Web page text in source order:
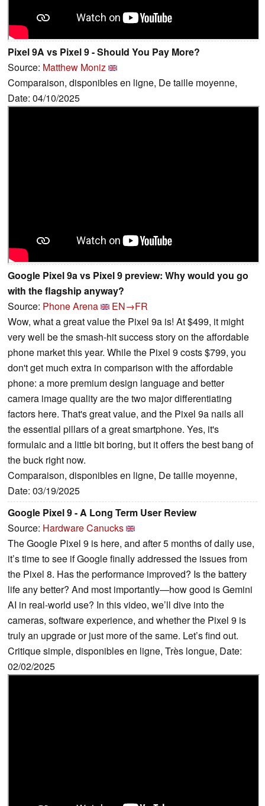
Pixel 9A vs Pixel 9 - Should You Pay More?
Source: Matthew Moniz
Comparaison, disponibles en ligne, De taille moyenne,
Date: 04/10/2025
Google Pixel 9a vs Pixel 9 preview: Why would you go
with the flagship anyway?
Source: Phone Arena
EN→FR
Wow, what a great value the Pixel 9a is! At $499, it might
very well be the smash-hit success story on the affordable
phone market this year. While the Pixel 9 costs $799, you
don't get much extra in comparison with the affordable
phone: a more premium design language and better
camera image quality are the two major differentiating
factors here. That's great value, and the Pixel 9a nails all
the essential pillars of a great smartphone. Yes, it's
formulaic and a little bit boring, but it offers the best bang of
the buck right now.
Comparaison, disponibles en ligne, De taille moyenne,
Date: 03/19/2025
Google Pixel 9 - A Long Term User Review
Source: Hardware Canucks
The Google Pixel 9 is here, and after 5 months of daily use,
it’s time to see if Google finally addressed the issues from
the Pixel 8. Has the performance improved? Is the battery
life any better? And most importantly—how good is Gemini
AI in real-world use? In this video, we’ll dive into the
cameras, software experience, and whether the Pixel 9 is
truly an upgrade or just more of the same. Let’s find out.
Critique simple, disponibles en ligne, Très longue, Date:
02/02/2025